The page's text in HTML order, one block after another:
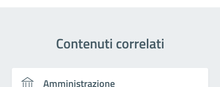
Contenuti correlati
Amministrazione